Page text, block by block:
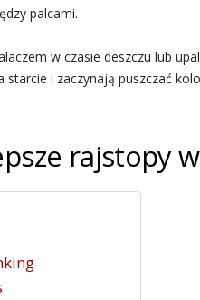
palcami.
w czasie deszczu lub
i zaczynają puszczać
rajstopy